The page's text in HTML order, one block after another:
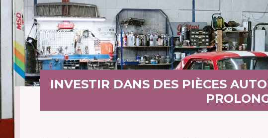
INVESTIR DANS DES PIÈCES